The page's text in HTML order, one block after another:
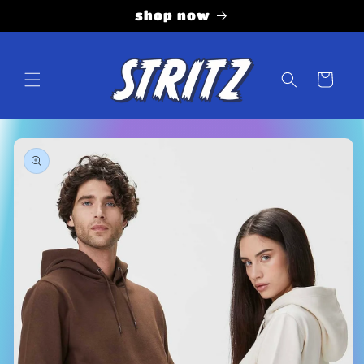
ai contenuti
shop now
Carrello
Passa alle
informazioni
sul prodotto